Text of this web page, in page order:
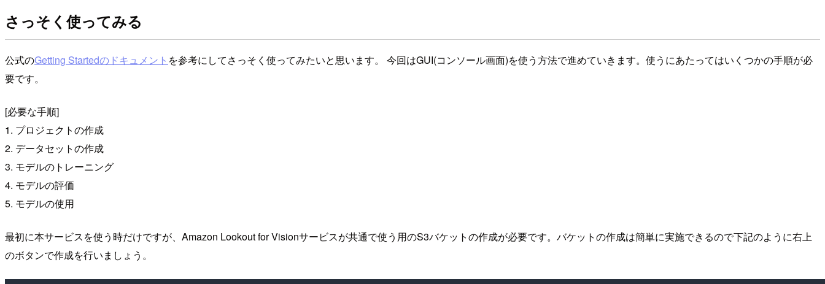
さっそく使ってみる
公式のGetting Startedのドキュメント を参考にしてさっそく使ってみたいと思います。 今回はGUI(コンソール画面)を使う方法で進めていきます。使うにあたってはいくつかの手順が必
要です。
[必要な手順]
1. プロジェクトの作成
2. データセットの作成
3. モデルのトレーニング
4. モデルの評価
5. モデルの使用
最初に本サービスを使う時だけですが、Amazon Lookout for Visionサービスが共通で使う用のS3バケットの作成が必要です。バケットの作成は簡単に実施できるので下記のように右上
のボタンで作成を行いましょう。